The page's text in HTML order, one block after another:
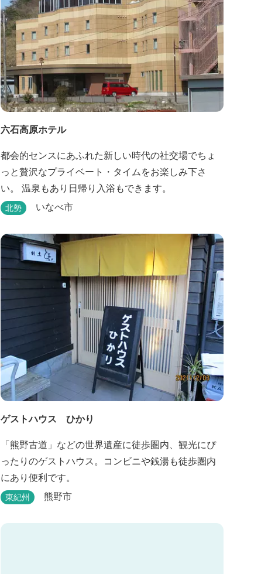
六石高原ホテル
都会的センスにあふれた新しい時代の社交場でちょ
っと贅沢なプライベート・タイムをお楽しみ下さ
い。 温泉もあり日帰り入浴もできます。
北勢 いなべ市
ゲストハウス ひかり
「熊野古道」などの世界遺産に徒歩圏内、観光にぴ
ったりのゲストハウス。コンビニや銭湯も徒歩圏内
にあり便利です。
東紀州 熊野市